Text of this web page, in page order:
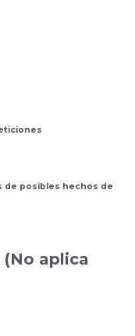
de posibles hechos de
aplica